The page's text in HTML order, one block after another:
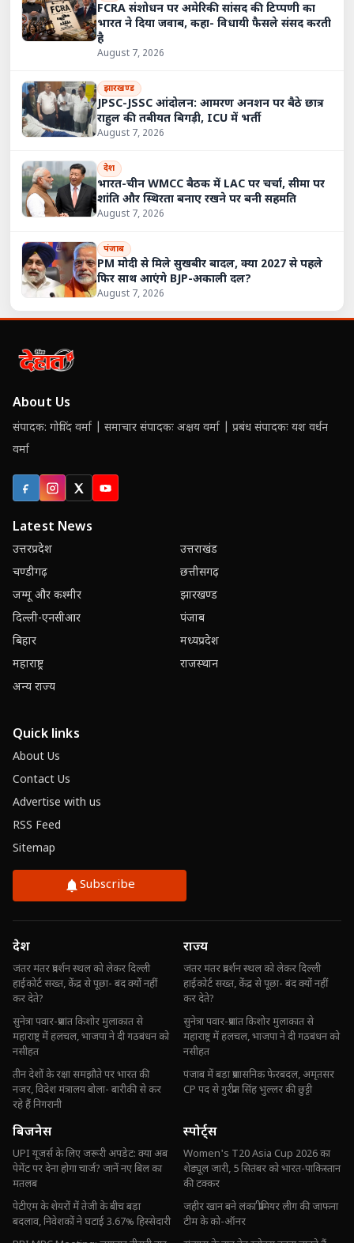
FCRA संशोधन पर अमेरिकी सांसद की टिप्पणी का
भारत ने दिया जवाब, कहा- विधायी फैसले संसद करती
है
August 7, 2026
झारखण्ड
JPSC-JSSC आंदोलन: आमरण अनशन पर बैठे छात्र
राहुल की तबीयत बिगड़ी, ICU में भर्ती
August 7, 2026
देश
भारत-चीन WMCC बैठक में LAC पर चर्चा, सीमा पर
शांति और स्थिरता बनाए रखने पर बनी सहमति
August 7, 2026
पंजाब
PM मोदी से मिले सुखबीर बादल, क्या 2027 से पहले
फिर साथ आएंगे BJP-अकाली दल?
August 7, 2026
About Us
संपादक: गोविंद वर्मा | समाचार संपादकः अक्षय वर्मा | प्रबंध संपादकः यश वर्धन
वर्मा
FacebookInstagram
X (Twitter)
YouTube
Latest News
उत्तरप्रदेश
उत्तराखंड
चण्डीगढ़
छत्तीसगढ़
जम्मू और कश्मीर
झारखण्ड
दिल्ली-एनसीआर
पंजाब
बिहार
मध्यप्रदेश
महाराष्ट्र
राजस्थान
अन्य राज्य
Quick links
About Us
Contact Us
Advertise with us
RSS Feed
Sitemap
Subscribe
देश
जंतर मंतर प्रदर्शन स्थल को लेकर दिल्ली
हाईकोर्ट सख्त, केंद्र से पूछा- बंद क्यों नहीं
कर देते?
सुनेत्रा पवार-प्रशांत किशोर मुलाकात से
महाराष्ट्र में हलचल, भाजपा ने दी गठबंधन को
नसीहत
तीन देशों के रक्षा समझौते पर भारत की
नजर, विदेश मंत्रालय बोला- बारीकी से कर
रहे हैं निगरानी
राज्य
जंतर मंतर प्रदर्शन स्थल को लेकर दिल्ली
हाईकोर्ट सख्त, केंद्र से पूछा- बंद क्यों नहीं
कर देते?
सुनेत्रा पवार-प्रशांत किशोर मुलाकात से
महाराष्ट्र में हलचल, भाजपा ने दी गठबंधन को
नसीहत
पंजाब में बड़ा प्रशासनिक फेरबदल, अमृतसर
CP पद से गुरप्रीत सिंह भुल्लर की छुट्टी
बिजनेस
UPI यूजर्स के लिए जरूरी अपडेट: क्या अब
पेमेंट पर देना होगा चार्ज? जानें नए बिल का
मतलब
पेटीएम के शेयरों में तेजी के बीच बड़ा
बदलाव, निवेशकों ने घटाई 3.67% हिस्सेदारी
स्पोर्ट्स
Women's T20 Asia Cup 2026 का
शेड्यूल जारी, 5 सितंबर को भारत-पाकिस्तान
की टक्कर
जहीर खान बने लंका प्रीमियर लीग की जाफना
टीम के को-ऑनर